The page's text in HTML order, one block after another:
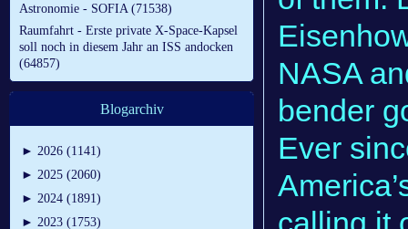
Astronomie - SOFIA (71538)
Raumfahrt - Erste private X-Space-Kapsel
soll noch in diesem Jahr an ISS andocken
(64857)
Blogarchiv
► 2026 (1141)
► 2025 (2060)
► 2024 (1891)
► 2023 (1753)
NASA
bender
Ever